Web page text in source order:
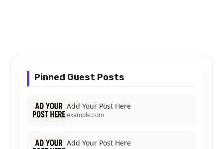
Pinned Guest Posts
Add Your Post Here
example.com
Add Your Post Here